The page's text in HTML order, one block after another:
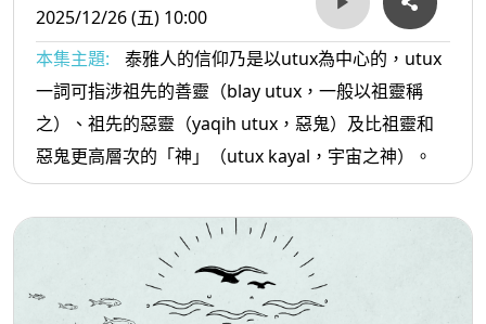
2025/12/26 (五) 10:00
本集主題:
泰雅人的信仰乃是以utux為中心的，utux
一詞可指涉祖先的善靈（blay utux，一般以祖靈稱
之）、祖先的惡靈（yaqih utux，惡鬼）及比祖靈和
惡鬼更高層次的「神」（utux kayal，宇宙之神）。